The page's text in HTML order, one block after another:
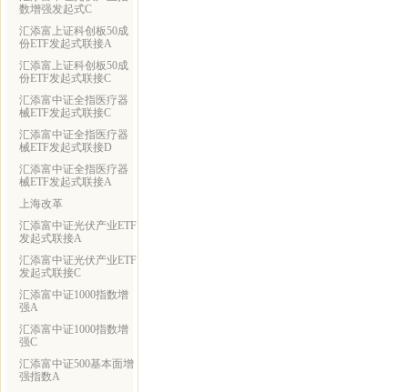
数增强发起式C
汇添富上证科创板50成
份ETF发起式联接A
汇添富上证科创板50成
份ETF发起式联接C
汇添富中证全指医疗器
械ETF发起式联接C
汇添富中证全指医疗器
械ETF发起式联接D
汇添富中证全指医疗器
械ETF发起式联接A
上海改革
汇添富中证光伏产业ETF
发起式联接A
汇添富中证光伏产业ETF
发起式联接C
汇添富中证1000指数增
强A
汇添富中证1000指数增
强C
汇添富中证500基本面增
强指数A